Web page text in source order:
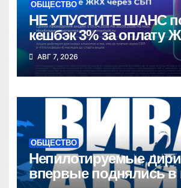
ОБЩЕСТВО
НЕ УПУСТИТЕ ШАНС
кешбэк 3% за оплату
СБП в «Платосфере»
АВГ 7, 2026
ОБЩЕСТВО
Непилотируемые
впервые поднялись в